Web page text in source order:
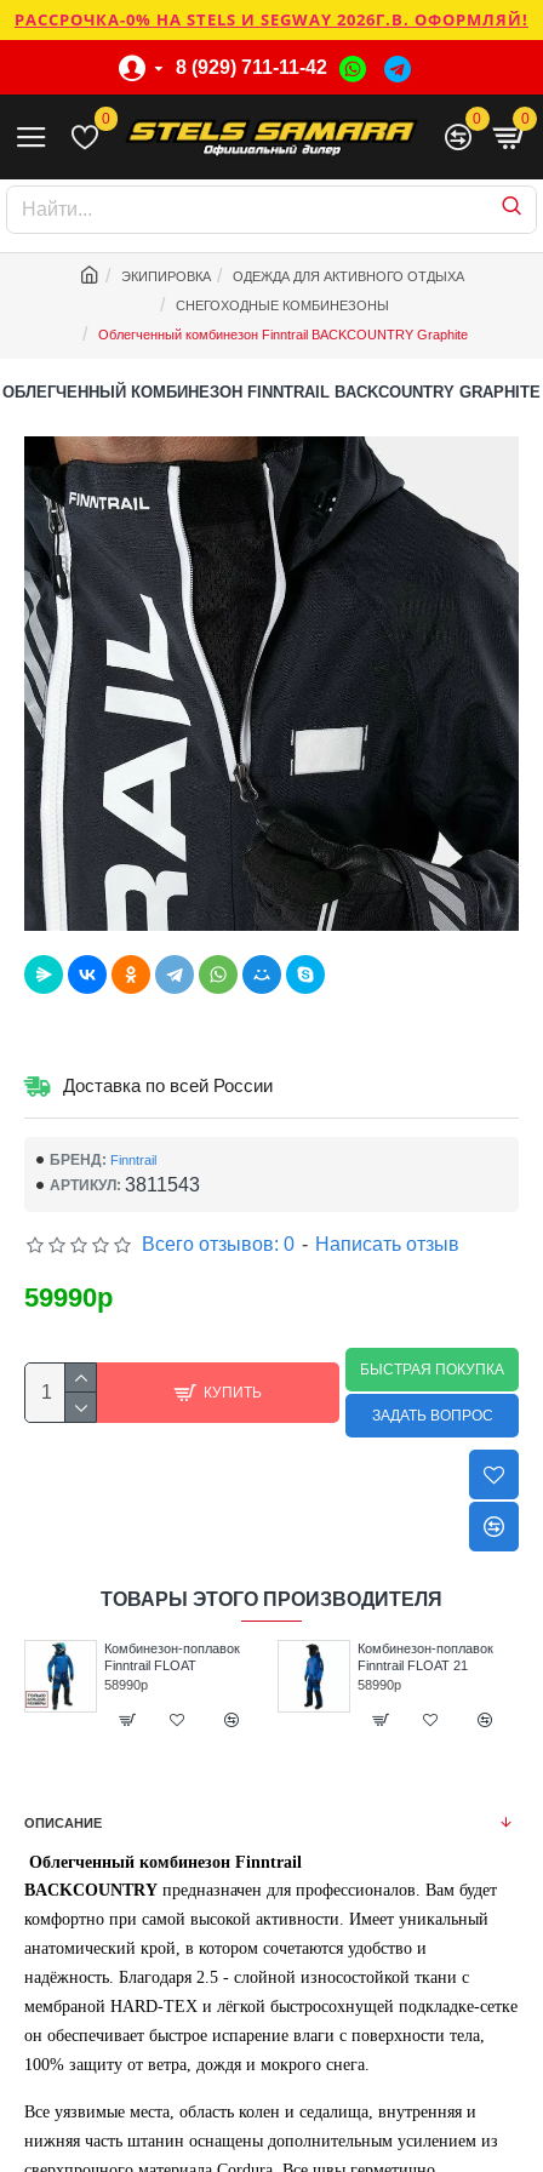
РАССРОЧКА-0% НА STELS И SEGWAY 2026Г.В. ОФОРМЛЯЙ!
8 (929) 711-11-42
0 0 0
ЭКИПИРОВКА
ОДЕЖДА ДЛЯ АКТИВНОГО ОТДЫХА
СНЕГОХОДНЫЕ КОМБИНЕЗОНЫ
Облегченный комбинезон Finntrail BACKCOUNTRY Graphite
ОБЛЕГЧЕННЫЙ КОМБИНЕЗОН FINNTRAIL BACKCOUNTRY GRAPHITE
Доставка по всей России
БРЕНД: Finntrail
АРТИКУЛ: 3811543
Всего отзывов: 0 - Написать отзыв
59990р
КУПИТЬ
БЫСТРАЯ ПОКУПКА
ЗАДАТЬ ВОПРОС
ТОВАРЫ ЭТОГО ПРОИЗВОДИТЕЛЯ
Комбинезон-поплавок
Finntrail FLOAT
58990р
Комбинезон-поплавок
Finntrail FLOAT 21
58990р
ОПИСАНИЕ
Облегченный комбинезон Finntrail
BACKCOUNTRY предназначен для профессионалов. Вам будет
комфортно при самой высокой активности. Имеет уникальный
анатомический крой, в котором сочетаются удобство и
надёжность. Благодаря 2.5 - слойной износостойкой ткани с
мембраной HARD-TEX и лёгкой быстросохнущей подкладке-сетке
он обеспечивает быстрое испарение влаги с поверхности тела,
100% защиту от ветра, дождя и мокрого снега.
Все уязвимые места, область колен и седалища, внутренняя и
нижняя часть штанин оснащены дополнительным усилением из